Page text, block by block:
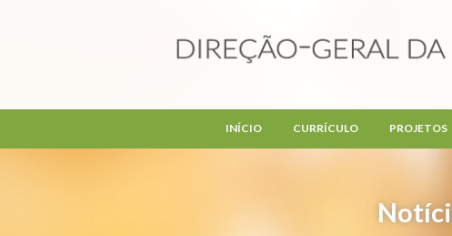
INÍCIO CURRÍCULO PROJETOS